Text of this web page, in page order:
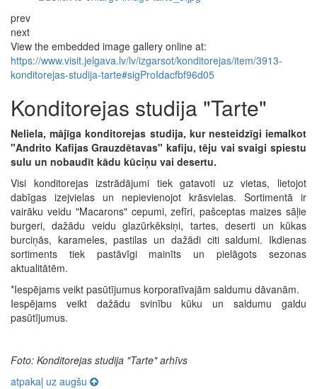
prev
next
View the embedded image gallery online at:
https://www.visit.jelgava.lv/lv/izgarsot/konditorejas/item/3913-
konditorejas-studija-tarte#sigProIdacfbf96d05
Konditorejas studija "Tarte"
Neliela, mājīga konditorejas studija, kur nesteidzīgi iemalkot
"Andrito Kafijas Grauzdētavas" kafiju, tēju vai svaigi spiestu
sulu un nobaudīt kādu kūciņu vai desertu.
Visi konditorejas izstrādājumi tiek gatavoti uz vietas, lietojot
dabīgas izejvielas un nepievienojot krāsvielas. Sortimentā ir
vairāku veidu "Macarons" cepumi, zefīri, pašceptas maizes sāļie
burgeri, dažādu veidu glazūrkēksiņi, tartes, deserti un kūkas
burciņās, karameles, pastilas un dažādi citi saldumi. Ikdienas
sortiments tiek pastāvīgi mainīts un pielāgots sezonas
aktualitātēm.
*Iespējams veikt pasūtījumus korporatīvajām saldumu dāvanām.
Iespējams veikt dažādu svinību kūku un saldumu galdu
pasūtījumus.
Foto: Konditorejas studija "Tarte" arhīvs
atpakaļ uz augšu